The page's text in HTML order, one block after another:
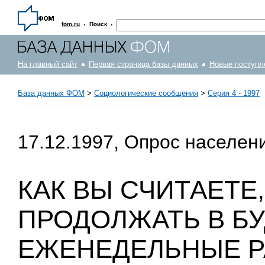
fom.ru · Поиск ·
На главный сайт Первая страница базы данных Новые
База данных ФОМ > Социологические сообщения > Серия 4 - 1997
17.12.1997, Опрос
КАК ВЫ
ПРОДОЛЖАТЬ В
ЕЖЕНЕДЕЛЬНЫЕ